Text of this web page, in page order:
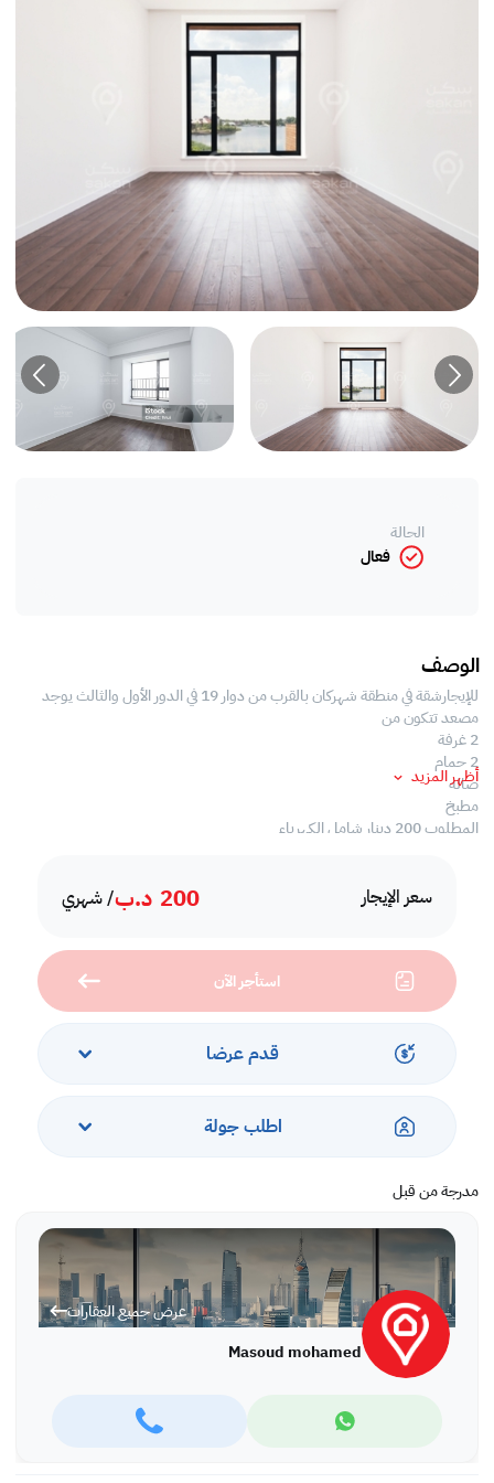
سعر الإيجار 200 د.ب/ شهري
استأجر الآن
قدم عرضا
اطلب جولة
مدرجة من قبل
عرض جميع العقارات
Masoud mohamed
الحالة
فعال
الوصف
للإيجارشقة في منطقة شهركان بالقرب من دوار 19 في الدور الأول والثالث يوجد
مصعد تتكون من
2 غرفة
2 حمام
صاله
مطبخ
المطلوب 200 دينار شامل الكهرباء
أظهر المزيد